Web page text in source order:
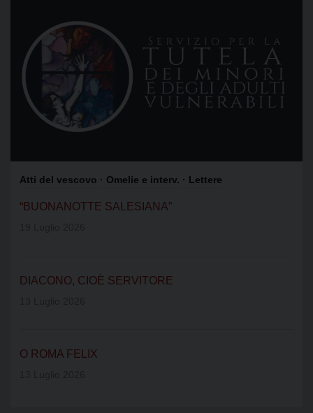
Atti del vescovo · Omelie e interv. · Lettere
“BUONANOTTE SALESIANA”
DIACONO, CIOÈ SERVITORE
O ROMA FELIX